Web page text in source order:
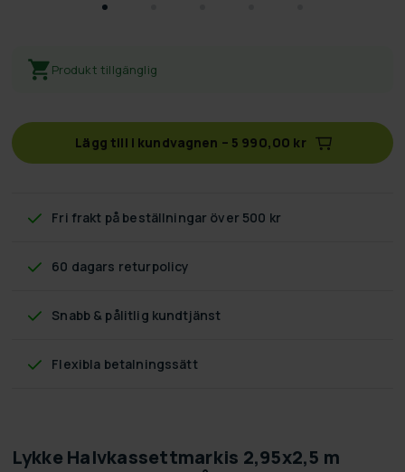
Produkt tillgänglig
Lägg till i kundvagnen – 5 990,00 kr
Fri frakt på beställningar över 500 kr
60 dagars returpolicy
Snabb & pålitlig kundtjänst
Flexibla betalningssätt
Lykke Halvkassettmarkis 2,95x2,5 m